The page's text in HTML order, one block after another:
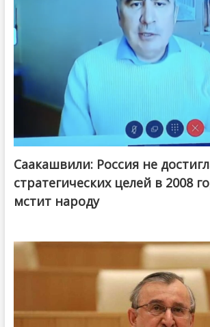
Саакашвили: Россия не
стратегических целей в 2008
мстит народу